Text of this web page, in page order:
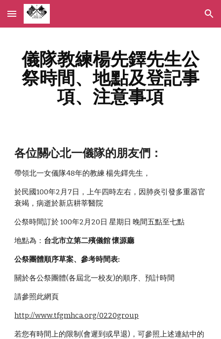
Skip to main content Skip to navigation
儀隊教練楊先鐸先生公
祭時間、地點及登記事
項、注意事項
各位關心北一儀隊的朋友們：
帶領北一女儀隊48年的教練 楊先鐸先生，
於民國100年2月7日，上午四時左右，因肺炎引發多重器官
衰竭，病逝於新店耕莘醫院
公祭時間訂於 100年2月20日 星期日 晚間五點至七點
地點為： 台北市立第二殯儀館 懷源廳
公祭團體順序草案、參考時間表:
關於各公祭團體(各屆北一校友)的順序、預計時間
請參照此網頁
http://www.tfgmhca.org/0220group
若您有時間上的限制(會遲到或早退)，可參照上述連結中的